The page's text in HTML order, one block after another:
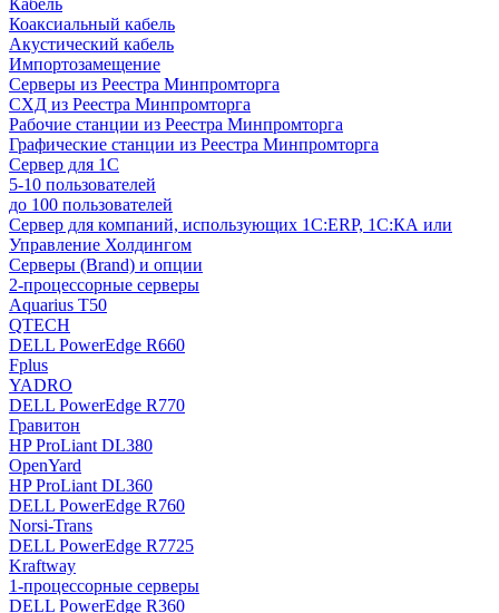
Кабель
Коаксиальный кабель
Акустический кабель
Импортозамещение
Серверы из Реестра Минпромторга
СХД из Реестра Минпромторга
Рабочие станции из Реестра Минпромторга
Графические станции из Реестра Минпромторга
Сервер для 1С
5-10 пользователей
до 100 пользователей
Сервер для компаний, использующих 1C:ERP, 1С:КА или
Управление Холдингом
Серверы (Brand) и опции
2-процессорные серверы
Aquarius T50
QTECH
DELL PowerEdge R660
Fplus
YADRO
DELL PowerEdge R770
Гравитон
HP ProLiant DL380
OpenYard
HP ProLiant DL360
DELL PowerEdge R760
Norsi-Trans
DELL PowerEdge R7725
Kraftway
1-процессорные серверы
DELL PowerEdge R360